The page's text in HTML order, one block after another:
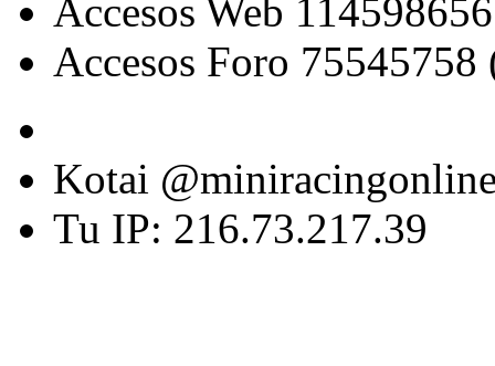
Accesos Web
Accesos Foro 75545758
Kotai
Tu IP: 216.73.217.39